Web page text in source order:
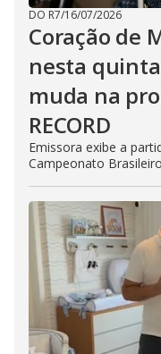
DO R7/16/07/2026
Coração de
nesta
muda na
RECORD
Emissora exibe a
Campeonato